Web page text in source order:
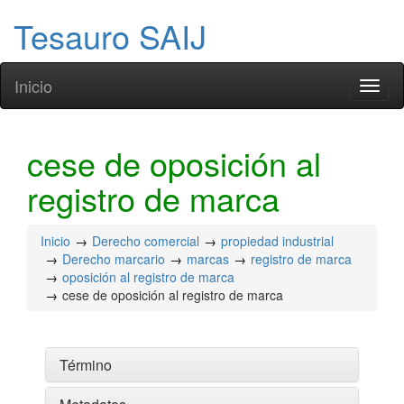
Tesauro SAIJ
Inicio
cese de oposición al
registro de marca
Inicio Derecho comercial
propiedad industrial
Derecho marcario
marcas
registro de marca
oposición al registro de marca
cese de oposición al registro de marca
Término